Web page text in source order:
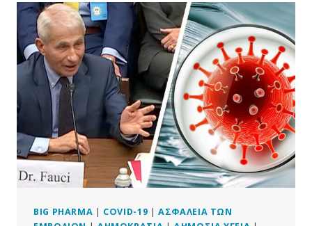
ΝΊΚΗ
ΓΙΑ
ΤΙΣ
ΦΑΡΜΑΚΟΒΙΟΜΗΧΑΝΊΕΣ
ΚΑΙ
ΜΙΑ
ΑΠΕΙΛΉ
ΓΙΑ
ΤΗ
ΔΗΜΌΣΙΑ
ΥΓΕΊΑ
BIG PHARMA | COVID-19 |ΑΣΦΆΛΕΙΑ ΤΩΝ